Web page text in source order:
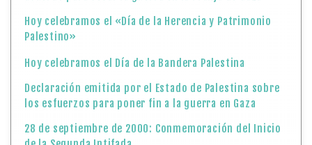
Hoy celebramos el «Día de la Herencia y Patrimonio
Palestino»
Hoy celebramos el Día de la Bandera Palestina
Declaración emitida por el Estado de Palestina sobre
los esfuerzos para poner fin a la guerra en Gaza
28 de septiembre de 2000: Conmemoración del Inicio